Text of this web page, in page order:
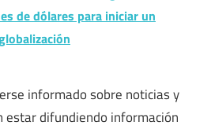
de dólares para iniciar un
informado sobre noticias y
estar difundiendo información